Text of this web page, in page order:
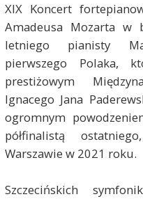
XIX Koncert
Amadeusa Mozarta w
letniego pianisty
pierwszego Polaka,
prestiżowym
Ignacego Jana
ogromnym
półfinalistą
Warszawie w 2021 roku.
Szczecińskich